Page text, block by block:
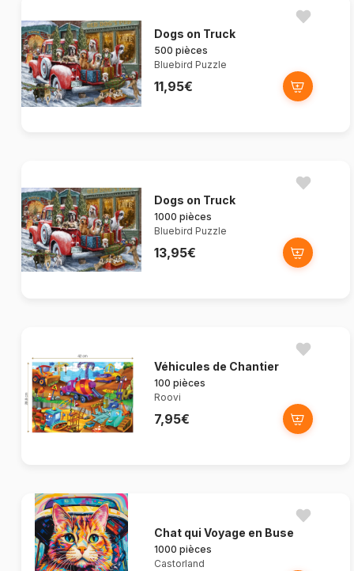
Dogs on Truck
500 pièces
Bluebird Puzzle
11,95€
Dogs on Truck
1000 pièces
Bluebird Puzzle
13,95€
Véhicules de Chantier
100 pièces
Roovi
7,95€
Chat qui Voyage en Buse
1000 pièces
Castorland